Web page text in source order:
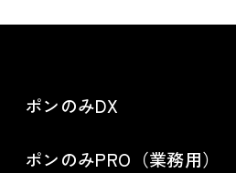
ポンのみDX
ポンのみPRO（業務用）